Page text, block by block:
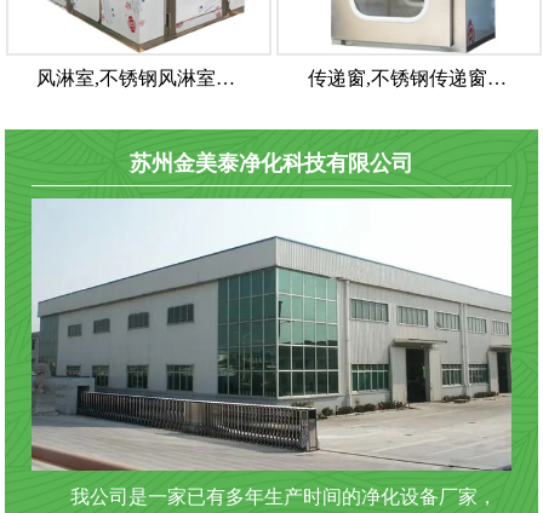
风淋室,不锈钢风淋室… 传递窗,不锈钢传递窗…
苏州金美泰净化科技有限公司
我公司是一家已有多年生产时间的净化设备厂家，